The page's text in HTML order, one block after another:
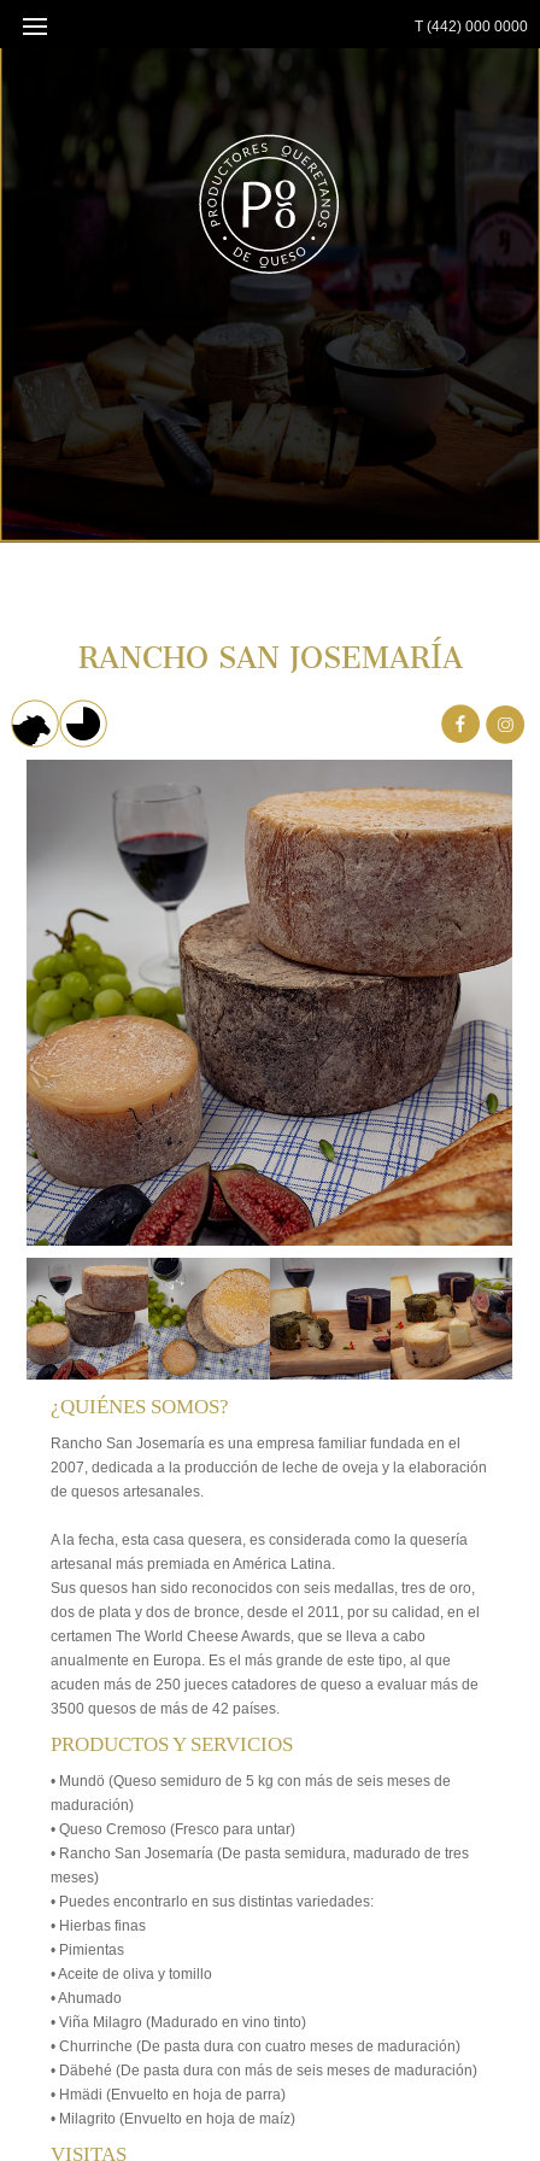
T (442) 000 0000
PRODUCTORES
RANCHO SAN JOSEMARÍA
¿QUIÉNES SOMOS?
Rancho San Josemaría es una empresa familiar fundada en el
2007, dedicada a la producción de leche de oveja y la elaboración
de quesos artesanales.
A la fecha, esta casa quesera, es considerada como la quesería
artesanal más premiada en América Latina.
Sus quesos han sido reconocidos con seis medallas, tres de oro,
dos de plata y dos de bronce, desde el 2011, por su calidad, en el
certamen The World Cheese Awards, que se lleva a cabo
anualmente en Europa. Es el más grande de este tipo, al que
acuden más de 250 jueces catadores de queso a evaluar más de
3500 quesos de más de 42 países.
PRODUCTOS Y SERVICIOS
• Mundö (Queso semiduro de 5 kg con más de seis meses de
maduración)
• Queso Cremoso (Fresco para untar)
• Rancho San Josemaría (De pasta semidura, madurado de tres
meses)
• Puedes encontrarlo en sus distintas variedades:
• Hierbas finas
• Pimientas
• Aceite de oliva y tomillo
• Ahumado
• Viña Milagro (Madurado en vino tinto)
• Churrinche (De pasta dura con cuatro meses de maduración)
• Däbehé (De pasta dura con más de seis meses de maduración)
• Hmädi (Envuelto en hoja de parra)
• Milagrito (Envuelto en hoja de maíz)
VISITAS